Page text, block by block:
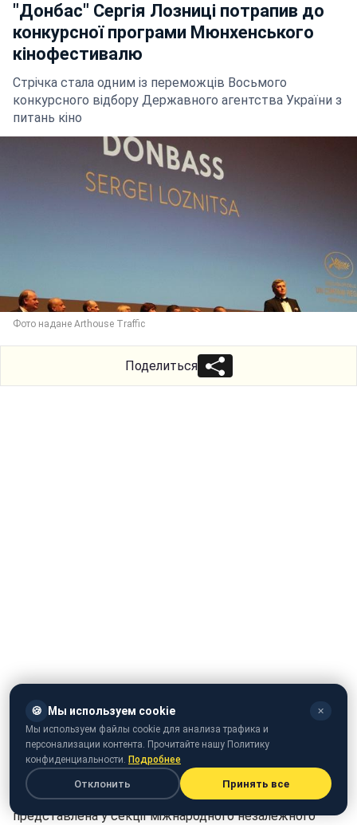
"Донбас" Сергія Лозниці потрапив до
конкурсної програми Мюнхенського
кінофестивалю
Стрічка стала одним із переможців Восьмого
конкурсного відбору Державного агентства України з
питань кіно
Фото надане Arthouse Traffic
Поделиться
Мюнхенський кінофестиваль оголосив конкурсну
програму. Драма "Донбас" Сергія Лозниці буде
представлена у секції міжнародного незалежного
🍪 Мы используем cookie ✕
Мы используем файлы cookie для анализа трафика и
персонализации контента. Прочитайте нашу Политику
конфиденциальности. Подробнее
Отклонить Принять все